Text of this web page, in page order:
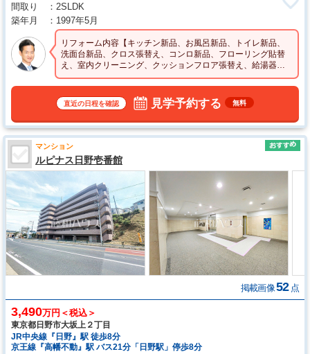
間取り
2SLDK
築年月
1997年5月
リフォーム内容【キッチン新品、お風呂新品、トイレ新品、
洗面台新品、クロス張替え、コンロ新品、フローリング貼替
え、室内クリーニング、クッションフロア張替え、給湯器交
換など】是非一度、現地でご見学ください
直近の日程を確認 見学予約する 無料
マンション
ルピナス日野壱番館
掲載画像52 点
3,490万円＜税込＞
東京都日野市大坂上２丁目
JR中央線『日野』駅 徒歩8分
京王線『高幡不動』駅 バス21分「日野駅」停歩8分